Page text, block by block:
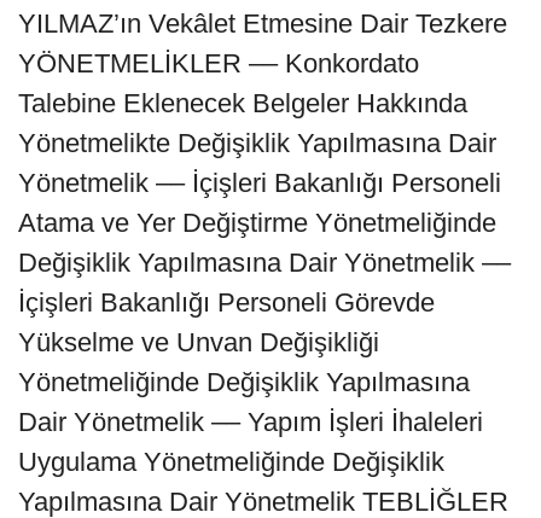
YILMAZ’ın Vekâlet Etmesine Dair Tezkere
YÖNETMELİKLER –– Konkordato
Talebine Eklenecek Belgeler Hakkında
Yönetmelikte Değişiklik Yapılmasına Dair
Yönetmelik –– İçişleri Bakanlığı Personeli
Atama ve Yer Değiştirme Yönetmeliğinde
Değişiklik Yapılmasına Dair Yönetmelik ––
İçişleri Bakanlığı Personeli Görevde
Yükselme ve Unvan Değişikliği
Yönetmeliğinde Değişiklik Yapılmasına
Dair Yönetmelik –– Yapım İşleri İhaleleri
Uygulama Yönetmeliğinde Değişiklik
Yapılmasına Dair Yönetmelik TEBLİĞLER